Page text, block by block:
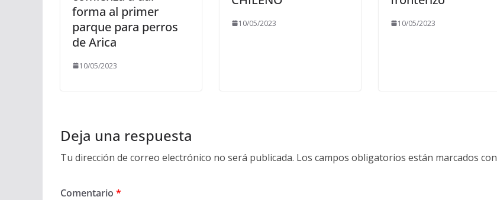
forma al primer
parque para perros
de Arica
10/05/2023
10/05/2023 10/05/2023
Deja una respuesta
Tu dirección de correo electrónico no será publicada. Los campos obligatorios están marcados con
Comentario *